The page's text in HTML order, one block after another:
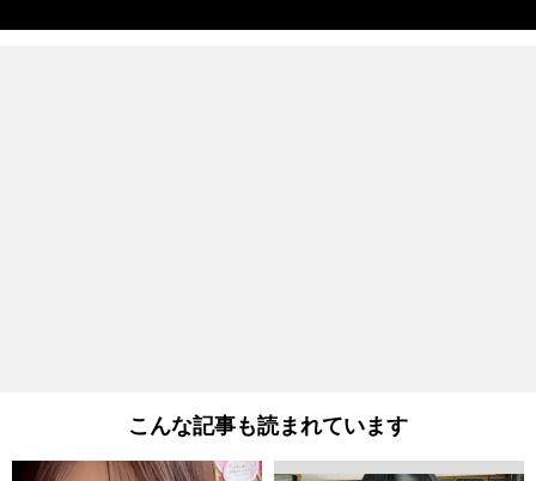
こんな記事も読まれています